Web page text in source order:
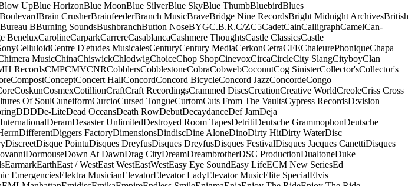
UpBlue HorizonBlue MoonBlue SilverBlue SkyBlue ThumbBluebirdBlues
BoulevardBrain CrusherBrainfeederBranch MusicBraveBridge Nine RecordsBright Midnight ArchivesBritish
Bureau BBurning SoundsBushbranchButton NoseBYGC.B.R.C/ZC5CadetCainCalligraphCamelCan-
BeneluxCarolineCarparkCarrereCasablancaCashmere ThoughtsCastle ClassicsCastle
CelluloidCentre D'etudes MusicalesCenturyCentury MediaCerkonCetraCFEChaleurePhoniqueChapa
MusicChinaChiswickChlodwigChoiceChop ShopCinevoxCircaCircleCity SlangCityboyClan
RecordsCMPCMVCNRCobblersCobblestoneCobraCobwebCoconutCog SinisterCollector'sCollector's
CompostConceptConcert HallConcordConcord BicycleConcord JazzConcordeCongo
CoskunCosmexCotillionCraftCraft RecordingsCrammed DiscsCreationCreative WorldCreoleCriss Cross
Of SoulCuneiformCurcioCursed TongueCurtomCuts From The VaultsCypress RecordsD:vision
DDDDe-LiteDead OceansDeath RowDebutDecaydanceDef JamDeja
DeramDesaster UnlimitedDestroyed Room TapesDetritiDeutsche GrammophonDeutsche
DifferentDiggers FactoryDimensionsDindiscDine AloneDinoDirty HitDirty WaterDisc
DiscreetDisque PointuDisques DreyfusDisques DreyfusDisques FestivalDisques Jacques CanettiDisques
DormouseDown At DawnDrag CityDreamDreambrotherDSC ProductionDualtoneDuke
EarmarkEarthEast / WestEast WestEastWestEasy Eye SoundEasy LifeECM New SeriesEd
EmergenciesElektra MusicianElevatorElevator LadyElevator MusicElite SpecialElvis